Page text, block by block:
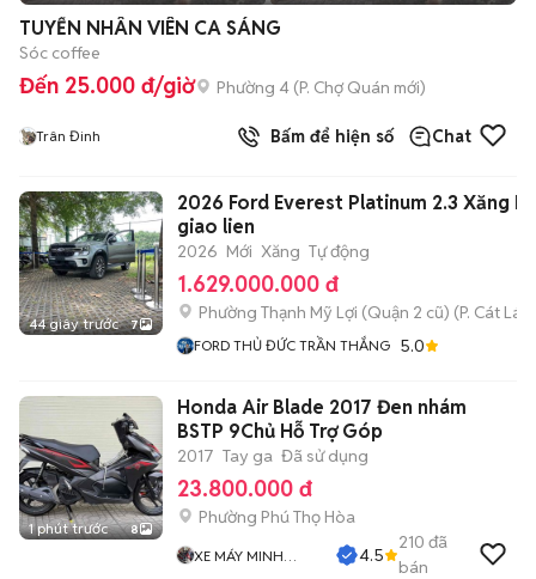
TUYỂN NHÂN VIÊN CA SÁNG
Sóc coffee
Đến 25.000 đ/giờ Phường 4 (P. Chợ Quán mới)
Trân Đinh Bấm để hiện số Chat
44 giây trước 7
2026 Ford Everest Platinum 2.3 Xăng
giao lien
2026 Mới Xăng Tự động
1.629.000.000 đ
Phường Thạnh Mỹ Lợi (Quận 2 cũ) (P. Cát Lái
FORD THỦ ĐỨC TRẦN THẮNG 5.0
1 phút trước 8
Honda Air Blade 2017 Đen nhám
BSTP 9Chủ Hỗ Trợ Góp
2017 Tay ga Đã sử dụng
23.800.000 đ
Phường Phú Thọ Hòa
XE MÁY MINH
4.5
210 đã
bán